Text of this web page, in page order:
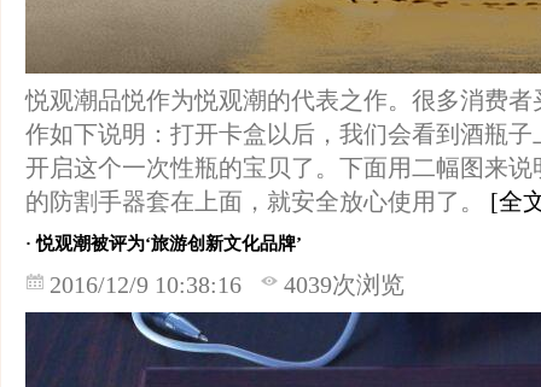
悦观潮品悦作为悦观潮的代表之作。很多消费
作如下说明：打开卡盒以后，我们会看到酒瓶
开启这个一次性瓶的宝贝了。下面用二幅图来
的防割手器套在上面，就安全放心使用了。 [全
· 悦观潮被评为‘旅游创新文化品牌’
2016/12/9 10:38:16 4039次浏览